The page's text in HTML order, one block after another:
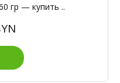
гр — купить ..